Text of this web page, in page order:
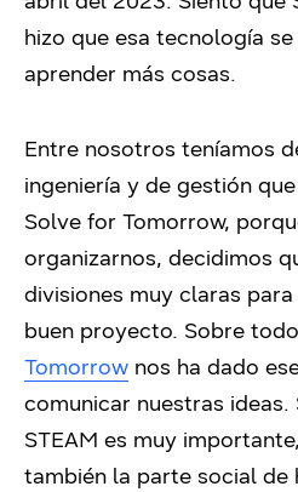
hizo que esa tecnología
aprender más cosas.
Entre nosotros teníamos
ingeniería y de gestión
Solve for Tomorrow,
organizarnos, decidimos
divisiones muy claras
buen proyecto. Sobre
Tomorrow nos ha dado
comunicar nuestras
STEAM es muy
también la parte social de